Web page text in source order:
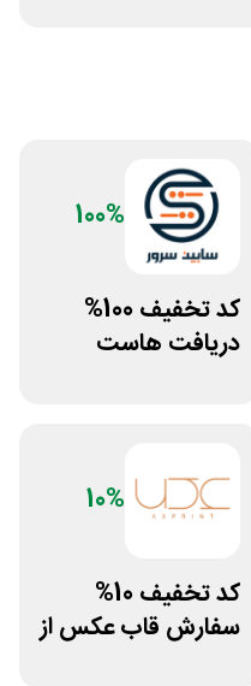
100%
کد تخفیف 100%
دریافت هاست
10%
کد تخفیف 10%
سفارش قاب عکس از